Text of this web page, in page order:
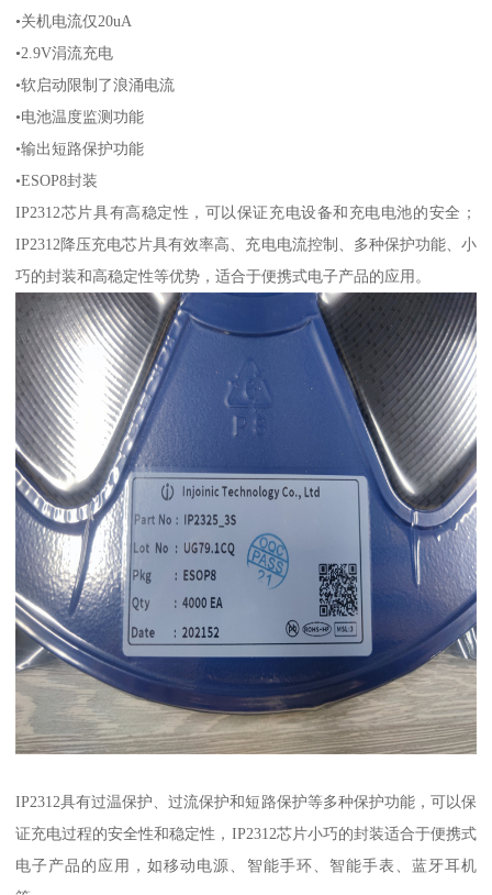
•关机电流仅20uA
•2.9V涓流充电
•软启动限制了浪涌电流
•电池温度监测功能
•输出短路保护功能
•ESOP8封装
IP2312芯片具有高稳定性，可以保证充电设备和充电电池的安全；
IP2312降压充电芯片具有效率高、充电电流控制、多种保护功能、小
巧的封装和高稳定性等优势，适合于便携式电子产品的应用。
IP2312具有过温保护、过流保护和短路保护等多种保护功能，可以保
证充电过程的安全性和稳定性，IP2312芯片小巧的封装适合于便携式
电子产品的应用，如移动电源、智能手环、智能手表、蓝牙耳机